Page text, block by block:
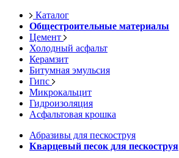
Каталог
Общестроительные материалы
Цемент
Холодный асфальт
Керамзит
Битумная эмульсия
Гипс
Микрокальцит
Гидроизоляция
Асфальтовая крошка
Абразивы для пескоструя
Кварцевый песок для пескоструя